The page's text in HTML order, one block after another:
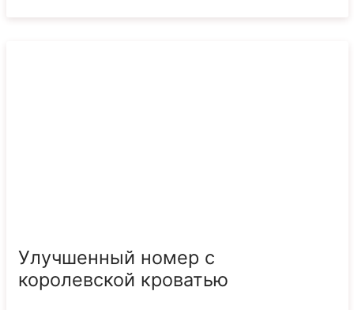
Улучшенный номер с
королевской кроватью